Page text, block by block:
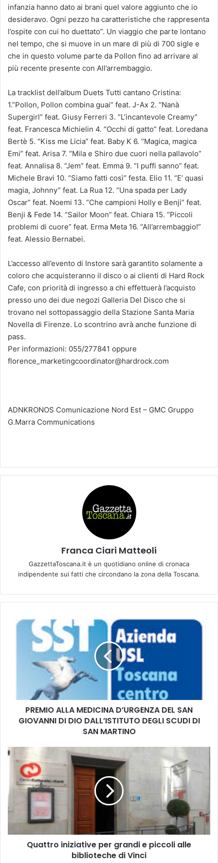
infanzia hanno dato ai brani quel valore aggiunto che io
desideravo. Ogni pezzo ha caratteristiche che rappresenta
l’ospite con cui ho duettato”. Un viaggio che parte lontano
nel tempo, che si muove in un mare di più di 700 sigle e
che in questo volume parte da Pollon fino ad arrivare al
più recente presente con All’arrembaggio.
La tracklist dell’album Duets Tutti cantano Cristina:
1.”Pollon, Pollon combina guai” feat. J-Ax 2. “Nanà
Supergirl” feat. Giusy Ferreri 3. “L’incantevole Creamy”
feat. Francesca Michielin 4. “Occhi di gatto” feat. Loredana
Bertè 5. “Kiss me Licia” feat. Baby K 6. “Magica, magica
Emi” feat. Arisa 7. “Mila e Shiro due cuori nella pallavolo”
feat. Annalisa 8. “Jem” feat. Emma 9. “I puffi sanno” feat.
Michele Bravi 10. “Siamo fatti così” festa. Elio 11. “E’ quasi
magia, Johnny” feat. La Rua 12. “Una spada per Lady
Oscar” feat. Noemi 13. “Che campioni Holly e Benji” feat.
Benji & Fede 14. “Sailor Moon” feat. Chiara 15. “Piccoli
problemi di cuore” feat. Erma Meta 16. “All’arrembaggio!”
feat. Alessio Bernabei.
L’accesso all’evento di Instore sarà garantito solamente a
coloro che acquisteranno il disco o ai clienti di Hard Rock
Cafe, con priorità di ingresso a chi effettuerà l’acquisto
presso uno dei due negozi Galleria Del Disco che si
trovano nel sottopassaggio della Stazione Santa Maria
Novella di Firenze. Lo scontrino avrà anche funzione di
pass.
Per informazioni: 055/277841 oppure
florence_marketingcoordinator@hardrock.com
ADNKRONOS Comunicazione Nord Est – GMC Gruppo
G.Marra Communications
Franca Ciari Matteoli
GazzettaToscana.it è un quotidiano online di cronaca
indipendente sui fatti che circondano la zona della Toscana.
I
A
’
U
PREMIO ALLA MEDICINA D’URGENZA DEL SAN
GIOVANNI DI DIO DALL’ISTITUTO DEGLI SCUDI DI
SAN MARTINO
Q
t
o
i
n
Quattro iniziative per grandi e piccoli alle
biblioteche di Vinci